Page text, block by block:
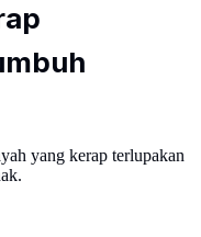
yang kerap terlupakan